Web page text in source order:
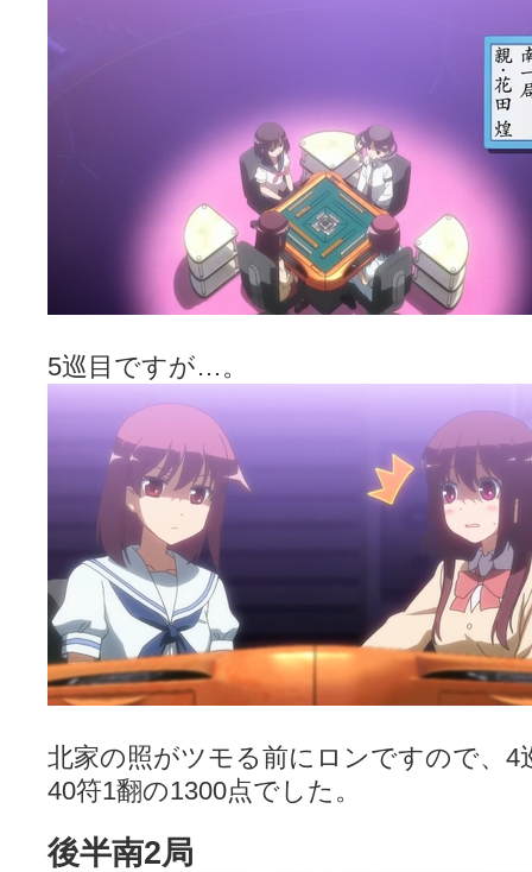
5巡目ですが…。
北家の照がツモる前にロンですので、4
40符1翻の1300点でした。
後半南2局